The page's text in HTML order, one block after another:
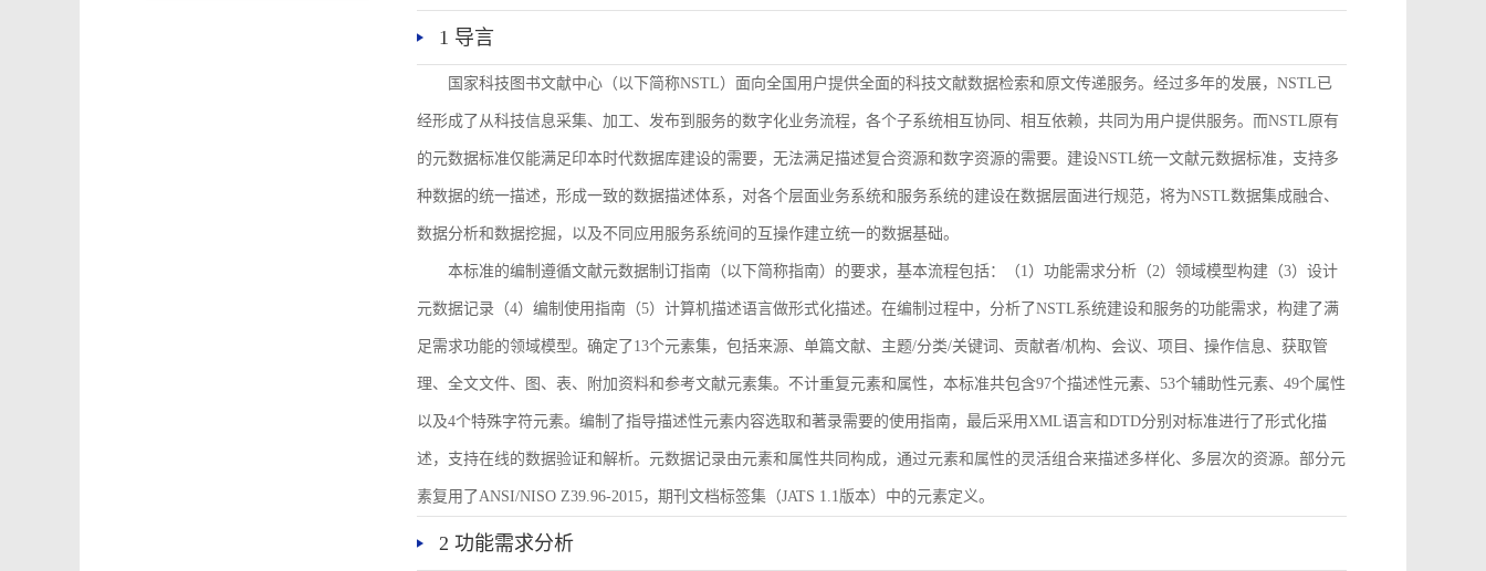
1 导言
国家科技图书文献中心（以下简称NSTL）面向全国用户提供全面的科技文献数据检索和原文传递服务。经过多年的发展，NSTL已
经形成了从科技信息采集、加工、发布到服务的数字化业务流程，各个子系统相互协同、相互依赖，共同为用户提供服务。而NSTL原有
的元数据标准仅能满足印本时代数据库建设的需要，无法满足描述复合资源和数字资源的需要。建设NSTL统一文献元数据标准，支持多
种数据的统一描述，形成一致的数据描述体系，对各个层面业务系统和服务系统的建设在数据层面进行规范，将为NSTL数据集成融合、
数据分析和数据挖掘，以及不同应用服务系统间的互操作建立统一的数据基础。
本标准的编制遵循文献元数据制订指南（以下简称指南）的要求，基本流程包括：（1）功能需求分析（2）领域模型构建（3）设计
元数据记录（4）编制使用指南（5）计算机描述语言做形式化描述。在编制过程中，分析了NSTL系统建设和服务的功能需求，构建了满
足需求功能的领域模型。确定了13个元素集，包括来源、单篇文献、主题/分类/关键词、贡献者/机构、会议、项目、操作信息、获取管
理、全文文件、图、表、附加资料和参考文献元素集。不计重复元素和属性，本标准共包含97个描述性元素、53个辅助性元素、49个属性
以及4个特殊字符元素。编制了指导描述性元素内容选取和著录需要的使用指南，最后采用XML语言和DTD分别对标准进行了形式化描
述，支持在线的数据验证和解析。元数据记录由元素和属性共同构成，通过元素和属性的灵活组合来描述多样化、多层次的资源。部分元
素复用了ANSI/NISO Z39.96-2015，期刊文档标签集（JATS 1.1版本）中的元素定义。
2 功能需求分析